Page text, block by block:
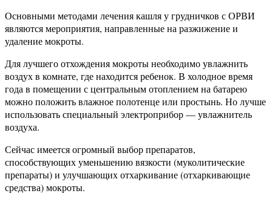
Основными методами лечения кашля у грудничков с ОРВИ
являются мероприятия, направленные на разжижение и
удаление мокроты.
Для лучшего отхождения мокроты необходимо увлажнить
воздух в комнате, где находится ребенок. В холодное время
года в помещении с центральным отоплением на батарею
можно положить влажное полотенце или простынь. Но лучше
использовать специальный электроприбор — увлажнитель
воздуха.
Сейчас имеется огромный выбор препаратов,
способствующих уменьшению вязкости (муколитические
препараты) и улучшающих отхаркивание (отхаркивающие
средства) мокроты.